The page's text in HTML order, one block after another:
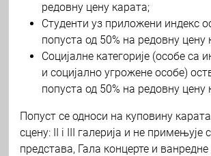
редовну цену карата;
Студенти уз приложени индекс
попуста од 50% на редовну цену
Социјалне категорије (особе са
и социјално угрожене особе)
попуста од 50% на редовну цену
Попуст се односи на куповину
сцену: II i III галерија и не примењује
представа, Гала концерте и ванредне